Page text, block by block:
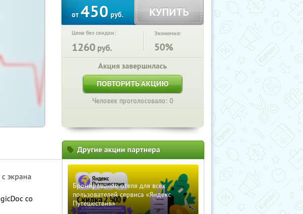
от450руб. КУПИТЬ
Цена без скидки:
1260 руб.
Экономия:
50%
Акция завершилась
ПОВТОРИТЬ АКЦИЮ
Человек проголосовало: 0
экрана
со
Другие акции партнера
Бронирование отеля для всех
пользователей сервиса «Яндекс
Путешествия»